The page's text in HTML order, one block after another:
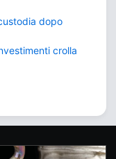
dopo
crolla